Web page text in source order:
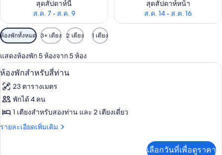
สุดสัปดาห์นี้
ส.ค. 7 - ส.ค. 9
สุดสัปดาห์หน้า
ส.ค. 14 - ส.ค. 16
ตัว
กรอง
ที่
มี
ให้
สำหรับ
ห้อง
ห้องพักทั้งหมด 3+ เตียง 2 เตียง 1 เตียง
แสดงห้องพัก 5 ห้องจาก 5 ห้อง
เปิด
ภาพถ่าย
ทั้งหมด
ของ
ห้อง
ทีวีจอแอลซีดี 18 ซม. พร้อมช่องดิจิตอล,
4
ห้องพักสำหรับสี่ท่าน
23 ตารางเมตร
พักได้ 4 คน
1 เตียงสำหรับสองท่าน และ 2 เตียงเดี่ยว
รายละเอียดเพิ่มเติม
ราย
เลือกวันที่เพื่อดูราคา